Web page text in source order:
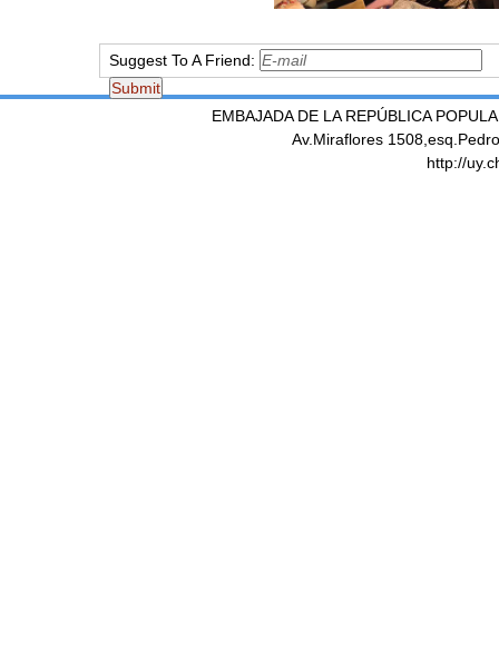
Suggest To A Friend:
EMBAJADA DE LA REPÚBLICA
Av.Miraflores
http://